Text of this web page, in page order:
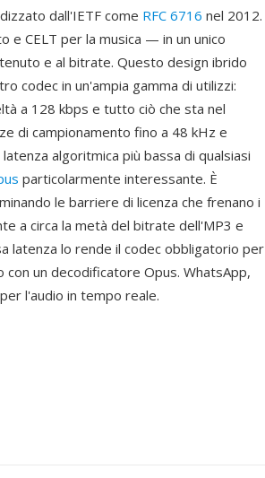
dall'IETF come RFC 6716 nel 2012.
e CELT per la musica — in un unico
e al bitrate. Questo design ibrido
codec in un'ampia gamma di utilizzi:
a 128 kbps e tutto ciò che sta nel
di campionamento fino a 48 kHz e
algoritmica più bassa di qualsiasi
particolarmente interessante. È
le barriere di licenza che frenano i
a circa la metà del bitrate dell'MP3 e
latenza lo rende il codec obbligatorio per
un decodificatore Opus. WhatsApp,
l'audio in tempo reale.